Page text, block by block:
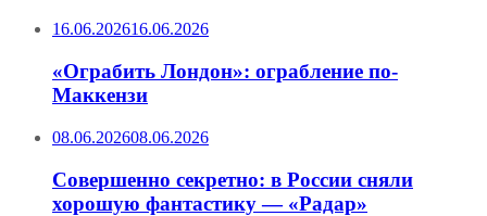
16.06.202616.06.2026
«Ограбить Лондон»: ограбление по-
Маккензи
08.06.202608.06.2026
Совершенно секретно: в России сняли
хорошую фантастику — «Радар»